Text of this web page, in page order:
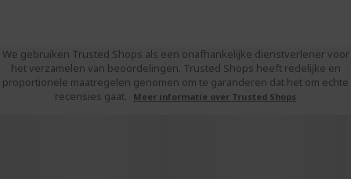
We gebruiken Trusted Shops als een onafhankelijke dienstverlener voor
het verzamelen van beoordelingen. Trusted Shops heeft redelijke en
proportionele maatregelen genomen om te garanderen dat het om echte
recensies gaat.
Meer informatie over Trusted Shops